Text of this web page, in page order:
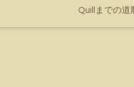
Quillまでの道